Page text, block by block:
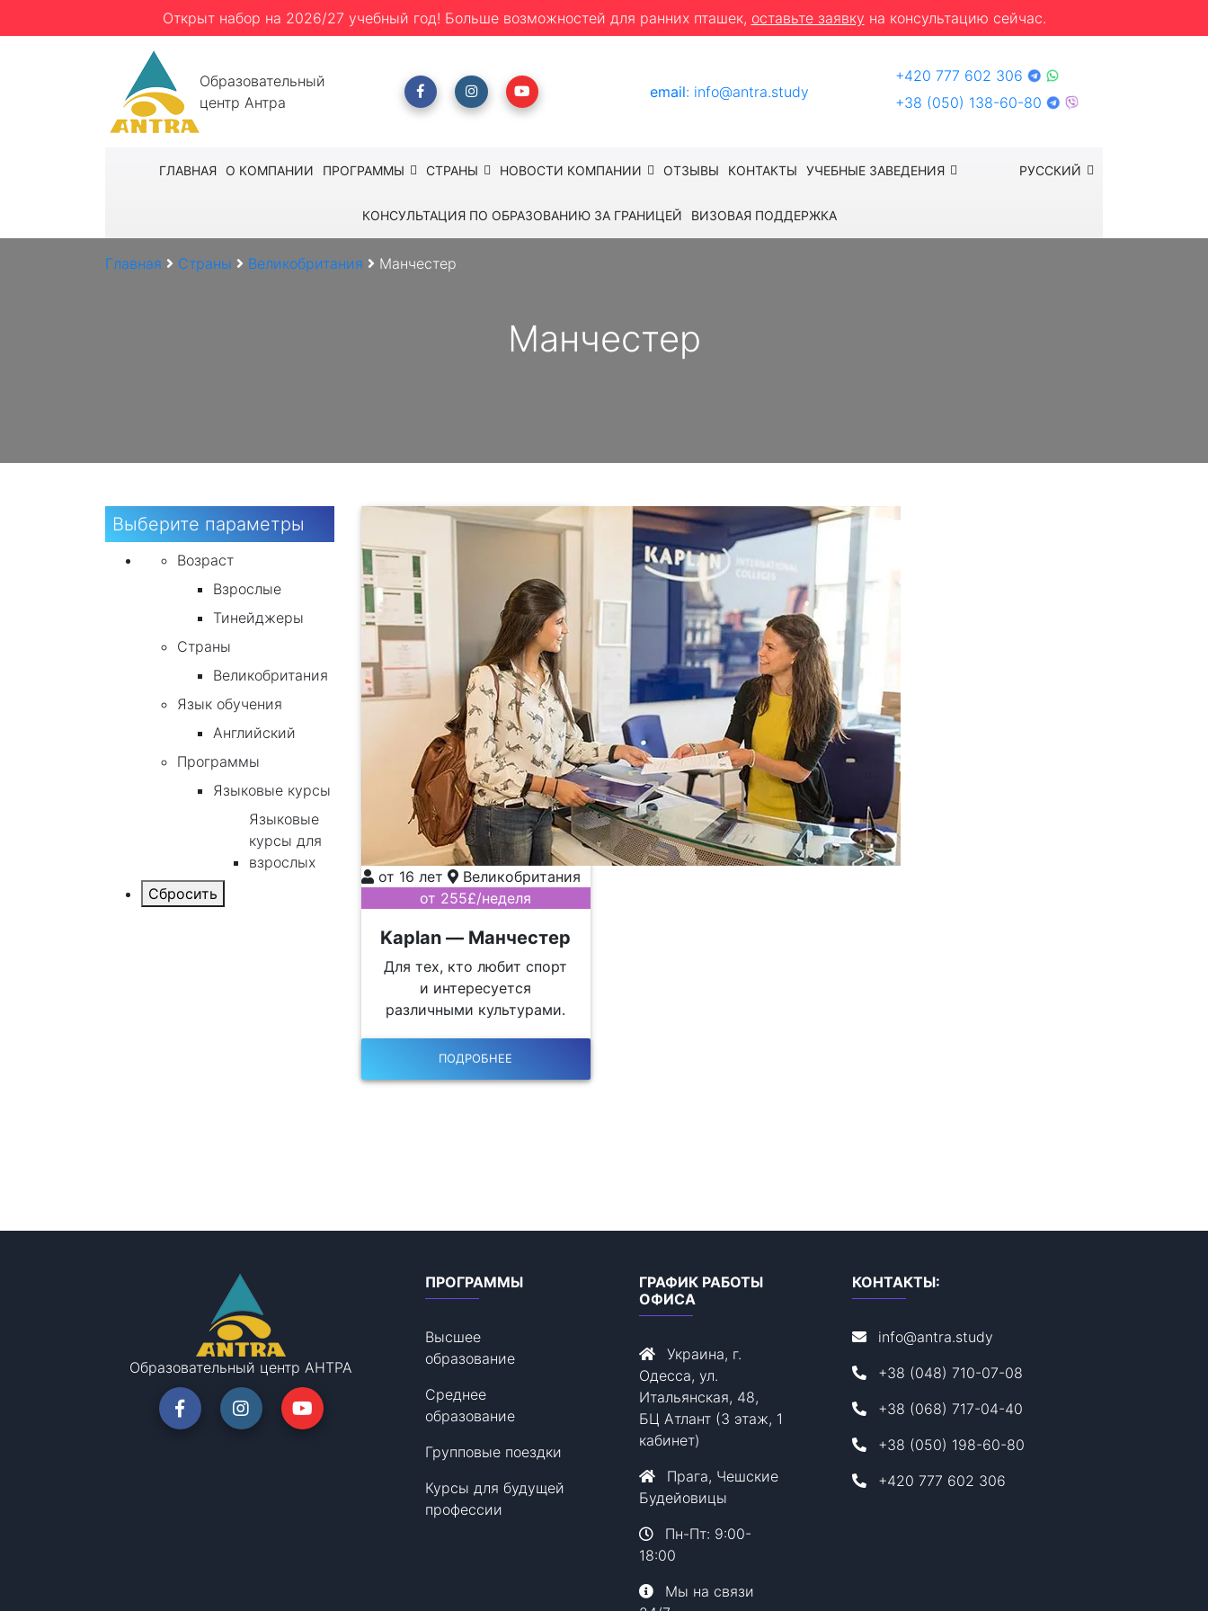
Открыт набор на 2026/27 учебный год! Больше возможностей для ранних пташек, оставьте заявку на консультацию сейчас.
Образовательный
центр Антра
email: info@antra.study
+420 777 602 306
+38 (050) 138-60-80
ГЛАВНАЯ О КОМПАНИИ ПРОГРАММЫ РУССКИЙ
СТРАНЫ НОВОСТИ КОМПАНИИ ОТЗЫВЫ КОНТАКТЫ УЧЕБНЫЕ ЗАВЕДЕНИЯ
КОНСУЛЬТАЦИЯ ПО ОБРАЗОВАНИЮ ЗА ГРАНИЦЕЙ ВИЗОВАЯ ПОДДЕРЖКА
Главная Страны Великобритания Манчестер
Манчестер
Выберите параметры
Возраст
Взрослые
Тинейджеры
Страны
Великобритания
Язык обучения
Английский
Программы
Языковые курсы
Языковые
курсы для
взрослых
от 16 лет
Великобритания
от 255£/неделя
Kaplan — Манчестер
Для тех, кто любит спорт
и интересуется
различными культурами.
ПОДРОБНЕЕ
Образовательный центр АНТРА
ПРОГРАММЫ
Высшее
образование
Среднее
образование
Групповые поездки
Курсы для будущей
профессии
ГРАФИК РАБОТЫ
ОФИСА
Украина, г.
Одесса, ул.
Итальянская, 48,
БЦ Атлант (3 этаж, 1
кабинет)
Прага, Чешские
Будейовицы
Пн-Пт: 9:00-
18:00
Мы на связи
КОНТАКТЫ:
info@antra.study
+38 (048) 710-07-08
+38 (068) 717-04-40
+38 (050) 198-60-80
+420 777 602 306